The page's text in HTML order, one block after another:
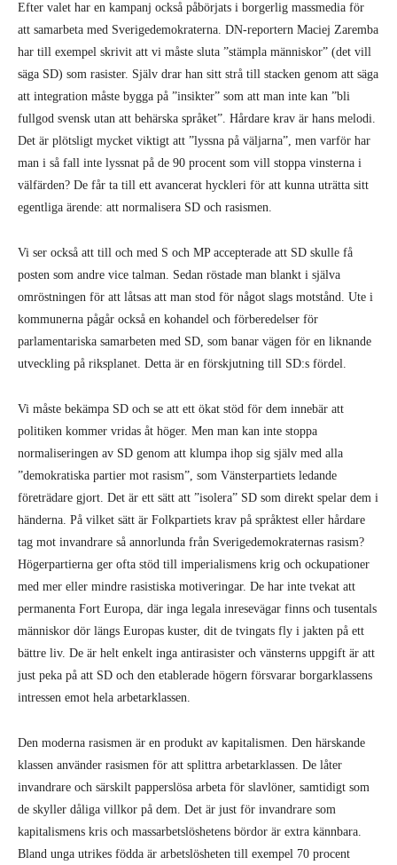
Efter valet har en kampanj också påbörjats i borgerlig massmedia för
att samarbeta med Sverigedemokraterna. DN-reportern Maciej Zaremba
har till exempel skrivit att vi måste sluta ”stämpla människor” (det vill
säga SD) som rasister. Själv drar han sitt strå till stacken genom att säga
att integration måste bygga på ”insikter” som att man inte kan ”bli
fullgod svensk utan att behärska språket”. Hårdare krav är hans melodi.
Det är plötsligt mycket viktigt att ”lyssna på väljarna”, men varför har
man i så fall inte lyssnat på de 90 procent som vill stoppa vinsterna i
välfärden? De får ta till ett avancerat hyckleri för att kunna uträtta sitt
egentliga ärende: att normalisera SD och rasismen.
Vi ser också att till och med S och MP accepterade att SD skulle få
posten som andre vice talman. Sedan röstade man blankt i själva
omröstningen för att låtsas att man stod för något slags motstånd. Ute i
kommunerna pågår också en kohandel och förberedelser för
parlamentariska samarbeten med SD, som banar vägen för en liknande
utveckling på riksplanet. Detta är en förskjutning till SD:s fördel.
Vi måste bekämpa SD och se att ett ökat stöd för dem innebär att
politiken kommer vridas åt höger. Men man kan inte stoppa
normaliseringen av SD genom att klumpa ihop sig själv med alla
”demokratiska partier mot rasism”, som Vänsterpartiets ledande
företrädare gjort. Det är ett sätt att ”isolera” SD som direkt spelar dem i
händerna. På vilket sätt är Folkpartiets krav på språktest eller hårdare
tag mot invandrare så annorlunda från Sverigedemokraternas rasism?
Högerpartierna ger ofta stöd till imperialismens krig och ockupationer
med mer eller mindre rasistiska motiveringar. De har inte tvekat att
permanenta Fort Europa, där inga legala inresevägar finns och tusentals
människor dör längs Europas kuster, dit de tvingats fly i jakten på ett
bättre liv. De är helt enkelt inga antirasister och vänsterns uppgift är att
just peka på att SD och den etablerade högern försvarar borgarklassens
intressen emot hela arbetarklassen.
Den moderna rasismen är en produkt av kapitalismen. Den härskande
klassen använder rasismen för att splittra arbetarklassen. De låter
invandrare och särskilt papperslösa arbeta för slavlöner, samtidigt som
de skyller dåliga villkor på dem. Det är just för invandrare som
kapitalismens kris och massarbetslöshetens bördor är extra kännbara.
Bland unga utrikes födda är arbetslösheten till exempel 70 procent